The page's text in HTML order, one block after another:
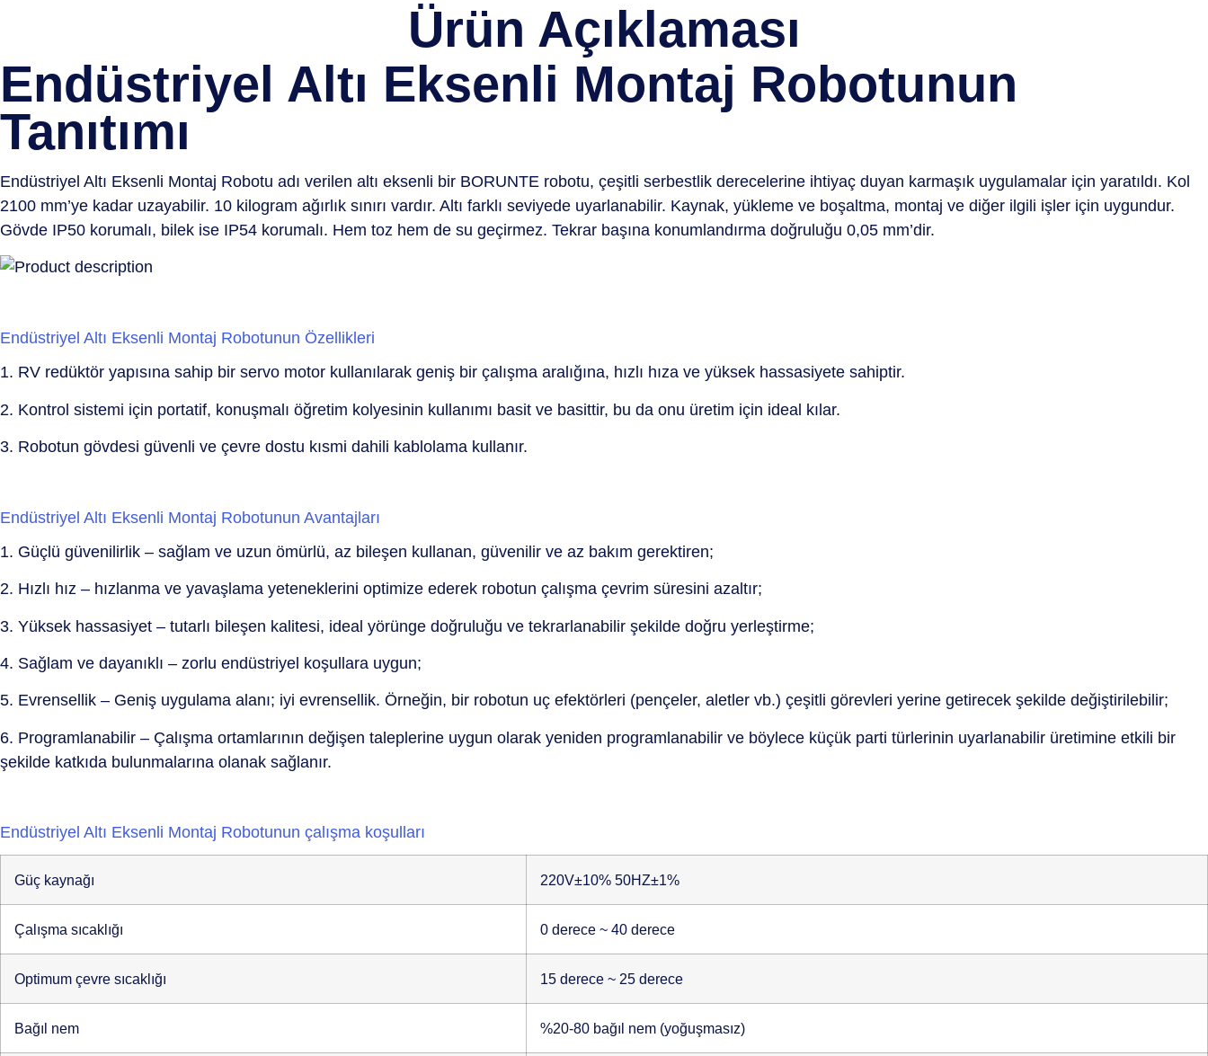
Ürün Açıklaması
Endüstriyel Altı Eksenli Montaj Robotunun
Tanıtımı
Endüstriyel Altı Eksenli Montaj Robotu adı verilen altı eksenli bir BORUNTE robotu, çeşitli serbestlik derecelerine ihtiyaç duyan karmaşık uygulamalar için yaratıldı. Kol
2100 mm’ye kadar uzayabilir. 10 kilogram ağırlık sınırı vardır. Altı farklı seviyede uyarlanabilir. Kaynak, yükleme ve boşaltma, montaj ve diğer ilgili işler için uygundur.
Gövde IP50 korumalı, bilek ise IP54 korumalı. Hem toz hem de su geçirmez. Tekrar başına konumlandırma doğruluğu 0,05 mm’dir.
Endüstriyel Altı Eksenli Montaj Robotunun Özellikleri
1. RV redüktör yapısına sahip bir servo motor kullanılarak geniş bir çalışma aralığına, hızlı hıza ve yüksek hassasiyete sahiptir.
2. Kontrol sistemi için portatif, konuşmalı öğretim kolyesinin kullanımı basit ve basittir, bu da onu üretim için ideal kılar.
3. Robotun gövdesi güvenli ve çevre dostu kısmi dahili kablolama kullanır.
Endüstriyel Altı Eksenli Montaj Robotunun Avantajları
1. Güçlü güvenilirlik – sağlam ve uzun ömürlü, az bileşen kullanan, güvenilir ve az bakım gerektiren;
2. Hızlı hız – hızlanma ve yavaşlama yeteneklerini optimize ederek robotun çalışma çevrim süresini azaltır;
3. Yüksek hassasiyet – tutarlı bileşen kalitesi, ideal yörünge doğruluğu ve tekrarlanabilir şekilde doğru yerleştirme;
4. Sağlam ve dayanıklı – zorlu endüstriyel koşullara uygun;
5. Evrensellik – Geniş uygulama alanı; iyi evrensellik. Örneğin, bir robotun uç efektörleri (pençeler, aletler vb.) çeşitli görevleri yerine getirecek şekilde değiştirilebilir;
6. Programlanabilir – Çalışma ortamlarının değişen taleplerine uygun olarak yeniden programlanabilir ve böylece küçük parti türlerinin uyarlanabilir üretimine etkili bir
şekilde katkıda bulunmalarına olanak sağlanır.
Endüstriyel Altı Eksenli Montaj Robotunun çalışma koşulları
Güç kaynağı 220V±10% 50HZ±1%
Çalışma sıcaklığı 0 derece ~ 40 derece
Optimum çevre sıcaklığı 15 derece ~ 25 derece
Bağıl nem %20-80 bağıl nem (yoğuşmasız)